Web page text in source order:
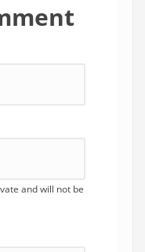
and will not be